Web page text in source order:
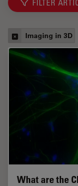
FILTER
Imaging in 3D
What are the